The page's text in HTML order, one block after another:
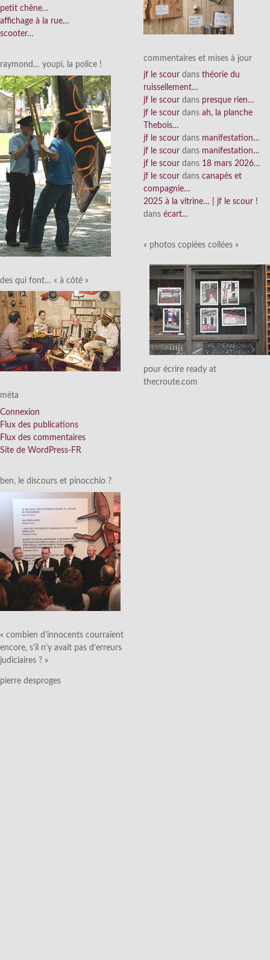
petit chêne…
affichage à la rue…
scooter…
raymond… youpi, la police !
des qui font… « à côté »
méta
Connexion
Flux des publications
Flux des commentaires
Site de WordPress-FR
ben, le discours et pinocchio ?
« combien d’innocents courraient
encore, s’il n’y avait pas d’erreurs
judiciaires ? »
pierre desproges
commentaires et mises à jour
jf le scour dans théorie du
ruissellement…
jf le scour dans presque rien…
jf le scour dans ah, la planche
Thebois…
jf le scour dans manifestation…
jf le scour dans manifestation…
jf le scour dans 18 mars 2026…
jf le scour dans canapés et
compagnie…
2025 à la vitrine… | jf le scour !
dans écart…
« photos copiées collées »
pour écrire ready at
thecroute.com